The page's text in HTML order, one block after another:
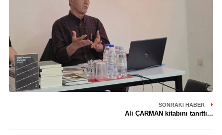
SONRAKI HABER
Ali ÇARMAN kitabını tanıttı...